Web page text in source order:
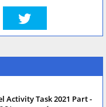
Activity Task 2021 Part -